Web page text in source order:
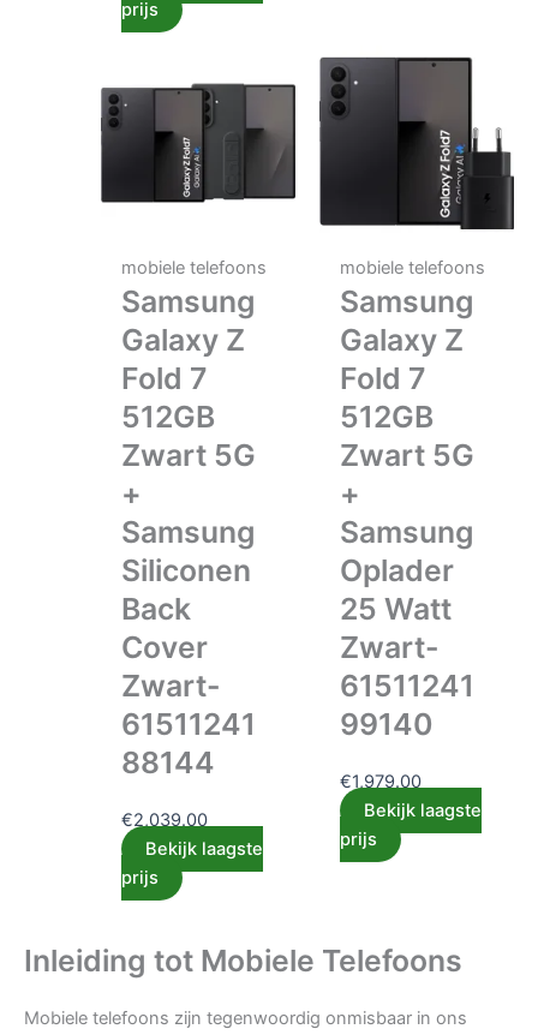
prijs
mobiele telefoons
Samsung
Galaxy Z
Fold 7
512GB
Zwart 5G
+
Samsung
Siliconen
Back
Cover
Zwart-
61511241
88144
€2,039.00
Bekijk laagste
prijs
mobiele telefoons
Samsung
Galaxy Z
Fold 7
512GB
Zwart 5G
+
Samsung
Oplader
25 Watt
Zwart-
61511241
99140
€1,979.00
Bekijk laagste
prijs
Inleiding tot Mobiele Telefoons
Mobiele telefoons zijn tegenwoordig onmisbaar in ons